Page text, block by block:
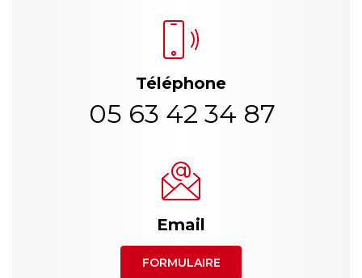
Téléphone
05 63 42 34 87
Email
FORMULAIRE